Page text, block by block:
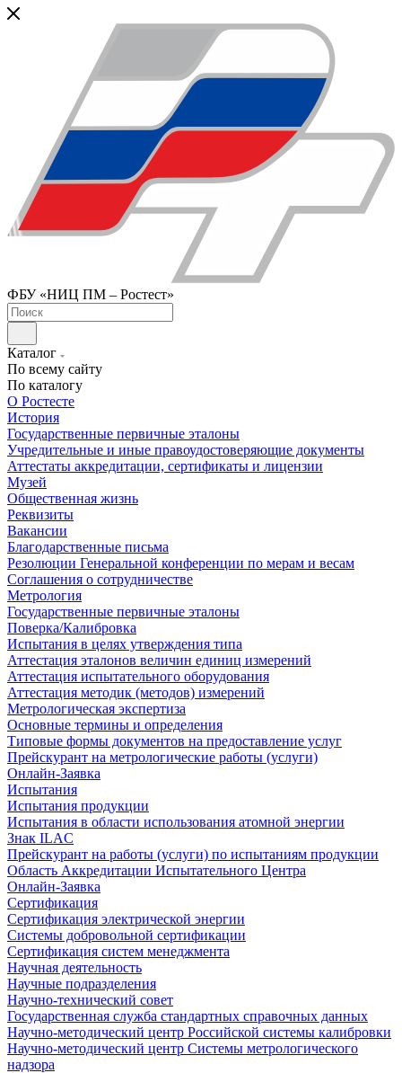
ФБУ «НИЦ ПМ – Ростест»
Каталог
По всему сайту
По каталогу
О Ростесте
История
Государственные первичные эталоны
Учредительные и иные правоудостоверяющие документы
Аттестаты аккредитации, сертификаты и лицензии
Музей
Общественная жизнь
Реквизиты
Вакансии
Благодарственные письма
Резолюции Генеральной конференции по мерам и весам
Соглашения о сотрудничестве
Метрология
Государственные первичные эталоны
Поверка/Калибровка
Испытания в целях утверждения типа
Аттестация эталонов величин единиц измерений
Аттестация испытательного оборудования
Аттестация методик (методов) измерений
Метрологическая экспертиза
Основные термины и определения
Типовые формы документов на предоставление услуг
Прейскурант на метрологические работы (услуги)
Онлайн-Заявка
Испытания
Испытания продукции
Испытания в области использования атомной энергии
Знак ILAC
Прейскурант на работы (услуги) по испытаниям продукции
Область Аккредитации Испытательного Центра
Онлайн-Заявка
Сертификация
Сертификация электрической энергии
Системы добровольной сертификации
Сертификация систем менеджмента
Научная деятельность
Научные подразделения
Научно-технический совет
Государственная служба стандартных справочных данных
Научно-методический центр Российской системы калибровки
Научно-методический центр Системы метрологического
надзора